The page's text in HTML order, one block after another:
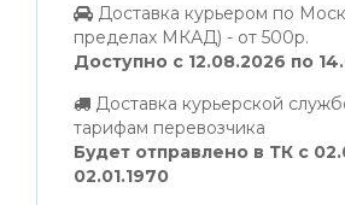
Доставка курьером по
пределах МКАД) - от 500р.
Доступно с 12.08.2026 по
Доставка курьерской
тарифам перевозчика
Будет отправлено в ТК с
02.01.1970